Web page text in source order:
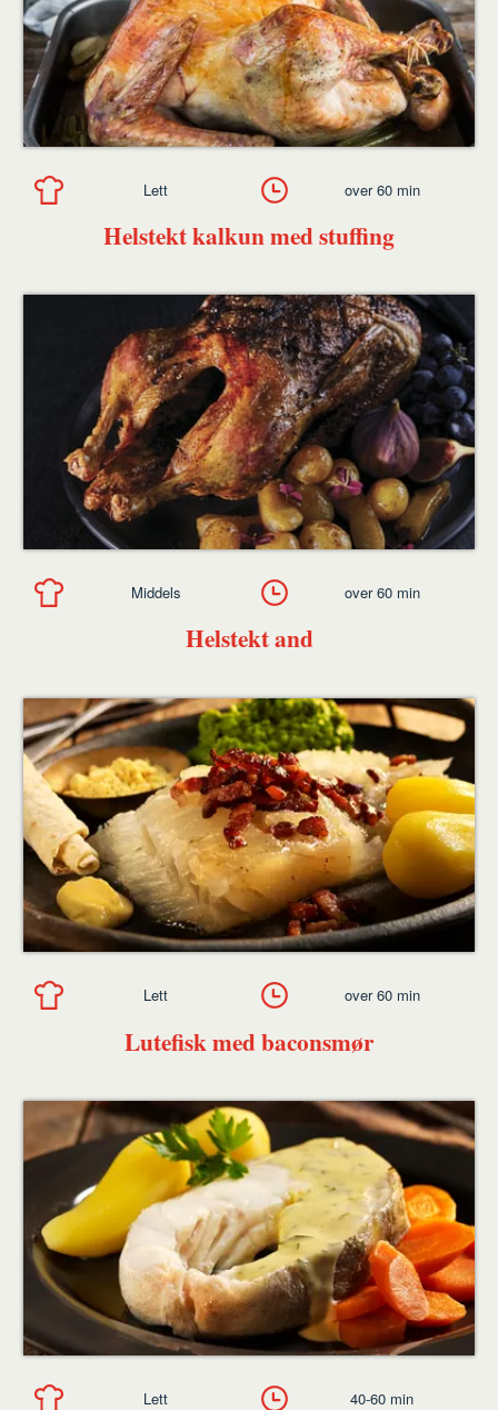
Helstekt kalkun med stuffing
Lett over 60 min
Helstekt and
Middels over 60 min
Lutefisk med baconsmør
Lett over 60 min
Lett 40-60 min